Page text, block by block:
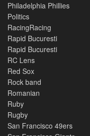
Philadelphia Phillies
Politics
RacingRacing
Rapid Bucuresti
Rapid Bucuresti
RC Lens
Red Sox
Rock band
Romanian
Ruby
Rugby
San Francisco 49ers